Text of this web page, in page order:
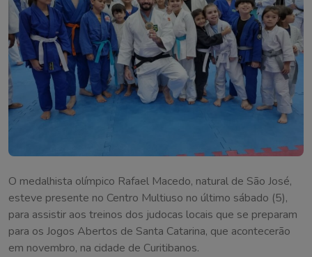
O medalhista olímpico Rafael Macedo, natural de São José,
esteve presente no Centro Multiuso no último sábado (5),
para assistir aos treinos dos judocas locais que se preparam
para os Jogos Abertos de Santa Catarina, que acontecerão
em novembro, na cidade de Curitibanos.